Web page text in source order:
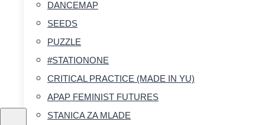
DANCEMAP
SEEDS
PUZZLE
#STATIONONE
CRITICAL PRACTICE (MADE IN YU)
APAP FEMINIST FUTURES
STANICA ZA MLADE